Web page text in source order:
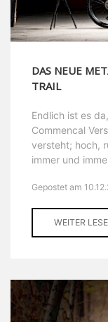
DAS NEUE
TRAIL
Endlich ist es
Commencal
versteht; hoch,
immer und
Gepostet am
WEITER